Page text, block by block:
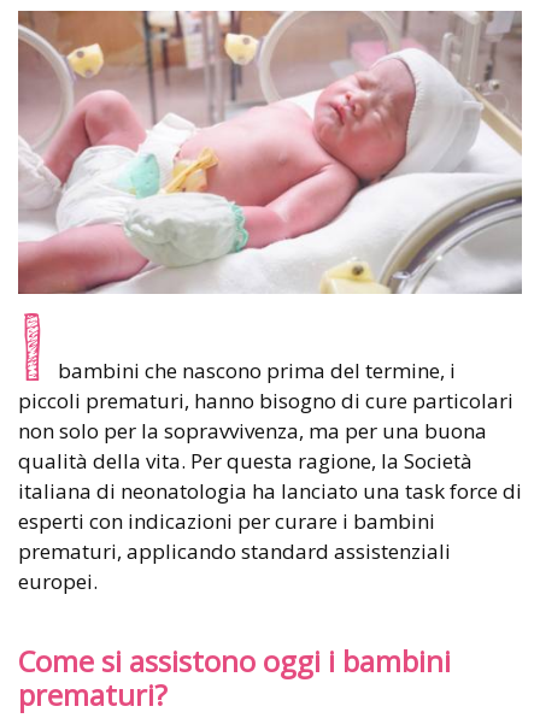
I
bambini che nascono prima del termine, i
piccoli prematuri, hanno bisogno di cure particolari
non solo per la sopravvivenza, ma per una buona
qualità della vita. Per questa ragione, la Società
italiana di neonatologia ha lanciato una task force di
esperti con indicazioni per curare i bambini
prematuri, applicando standard assistenziali
europei.
Come si assistono oggi i bambini
prematuri?